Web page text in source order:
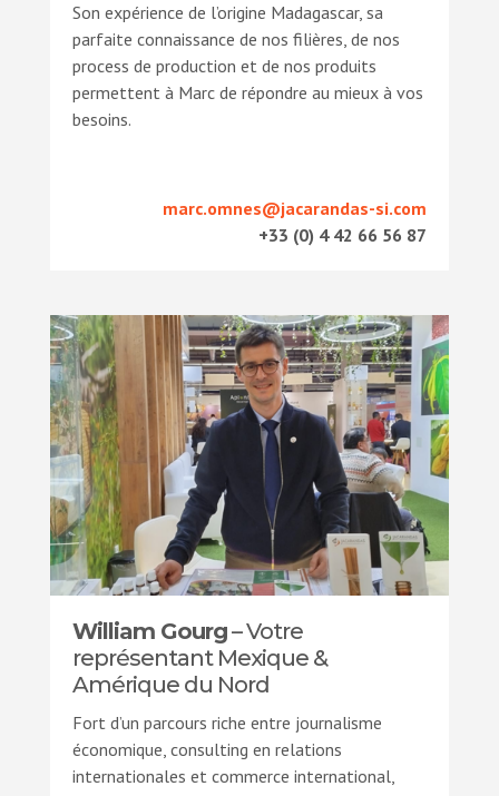
Son expérience de l’origine Madagascar, sa
parfaite connaissance de nos filières, de nos
process de production et de nos produits
permettent à Marc de répondre au mieux à vos
besoins.
marc.omnes@jacarandas-si.com
+33 (0) 4 42 66 56 87
William Gourg– Votre
représentant Mexique &
Amérique du Nord
Fort d’un parcours riche entre journalisme
économique, consulting en relations
internationales et commerce international,